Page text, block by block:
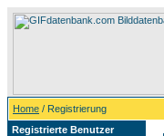
Home / Registrierung
Registrierte Benutzer